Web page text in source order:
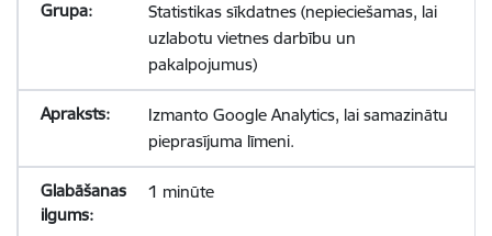
Statistikas sīkdatnes (nepieciešamas, lai
uzlabotu vietnes darbību un
pakalpojumus)
Izmanto Google Analytics, lai samazinātu
pieprasījuma līmeni.
1 minūte